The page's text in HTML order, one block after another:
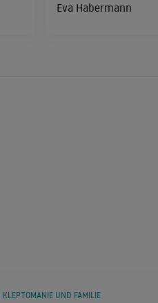
Eva Habermann
KLEPTOMANIE UND FAMILIE